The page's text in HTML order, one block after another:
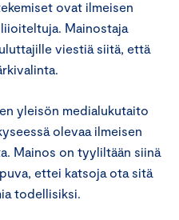
ovat ilmeisen
Mainostaja
viestiä siitä, että
yleisön medialukutaito
olevaa ilmeisen
Mainos on tyyliltään siinä
ettei katsoja ota sitä
todellisiksi.